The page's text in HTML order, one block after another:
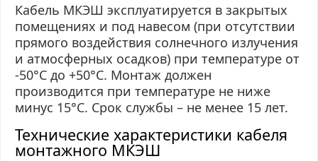
Кабель МКЭШ эксплуатируется в закрытых
помещениях и под навесом (при отсутствии
прямого воздействия солнечного излучения
и атмосферных осадков) при температуре от
-50°С до +50°С. Монтаж должен
производится при температуре не ниже
минус 15°С. Срок службы – не менее 15 лет.
Технические характеристики кабеля
монтажного МКЭШ